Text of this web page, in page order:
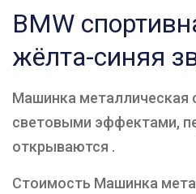
BMW
жёлта-синяя
Машинка металлическая
световыми эффектами,
открываются .
Стоимость Машинка